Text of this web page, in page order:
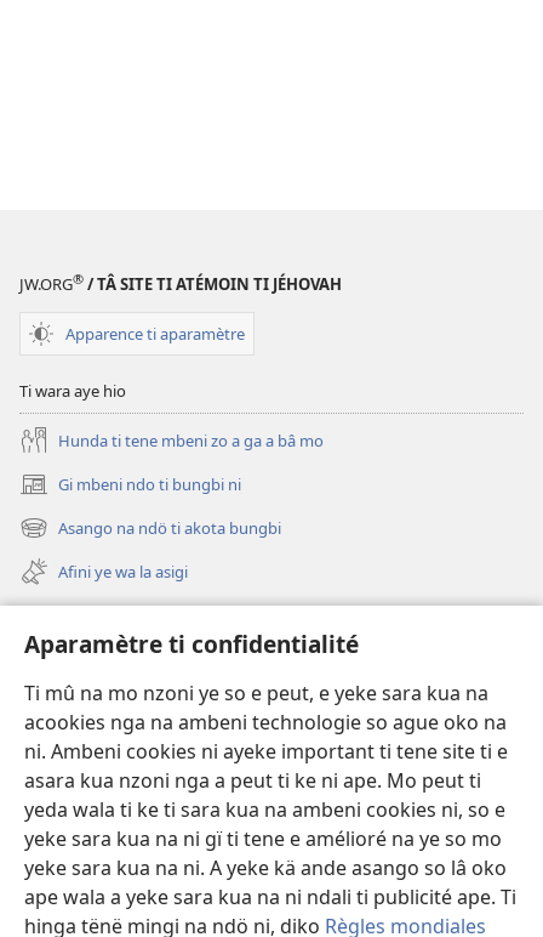
Aparamètre ti confidentialité
Ti mû na mo nzoni ye so e peut, e yeke sara kua na
acookies nga na ambeni technologie so ague oko na
ni. Ambeni cookies ni ayeke important ti tene site ti e
asara kua nzoni nga a peut ti ke ni ape. Mo peut ti
yeda wala ti ke ti sara kua na ambeni cookies ni, so e
yeke sara kua na ni gï ti tene e amélioré na ye so mo
yeke sara kua na ni. A yeke kä ande asango so lâ oko
ape wala a yeke sara kua na ni ndali ti publicité ape. Ti
hinga tënë mingi na ndö ni, diko Règles mondiales
JW.ORG® / TÂ SITE TI ATÉMOIN TI JÉHOVAH
Apparence ti aparamètre
Ti wara aye hio
Hunda ti tene mbeni zo a ga a bâ mo
Gi mbeni ndo ti bungbi ni
(zi
mbeni
fini
page)
Asango na ndö ti akota bungbi
(zi
mbeni
fini
page)
Afini ye wa la asigi
Videos with Audio Descriptions
Gi
A-offrande
(zi
mbeni
fini
page)
BIBLIOTHÈQUE NA NDÖ TI INTERNET
(zi
mbeni
fini
page)
JW Hub ®
(zi
mbeni